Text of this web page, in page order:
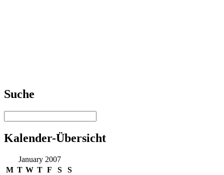
Suche
Kalender-Übersicht
January 2007
M T W T F S
S